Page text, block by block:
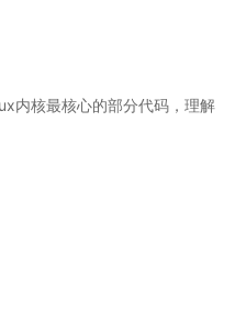
内核最核心的部分代码，理解